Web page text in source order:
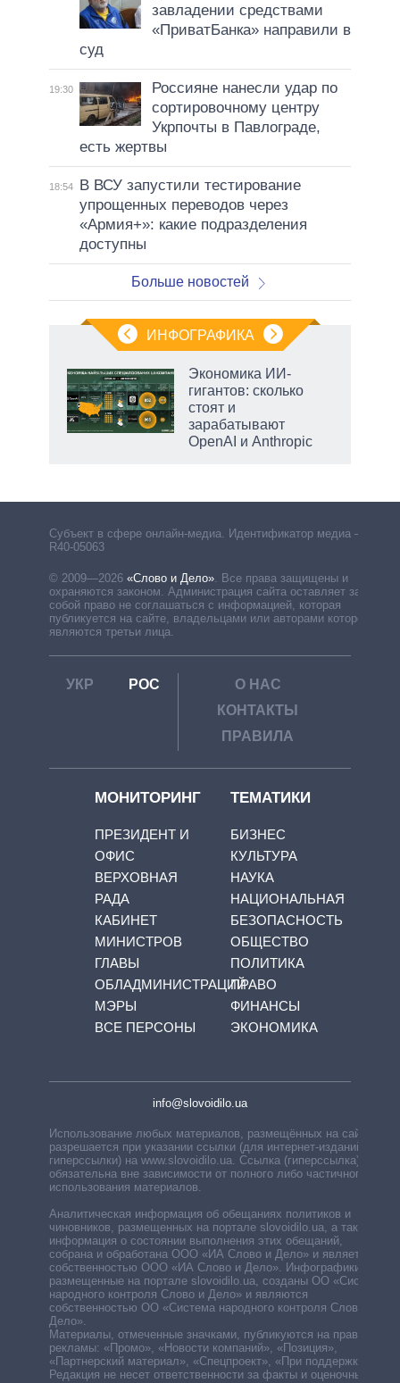
завладении средствами
«ПриватБанка» направили в
суд
19:30
Россияне нанесли удар по
сортировочному центру
Укрпочты в Павлограде,
есть жертвы
18:54
В ВСУ запустили тестирование
упрощенных переводов через
«Армия+»: какие подразделения
доступны
Больше новостей
ИНФОГРАФИКА
Экономика ИИ-
гигантов: сколько
стоят и
зарабатывают
OpenAI и Anthropic
Субъект в сфере онлайн-медиа. Идентификатор медиа –
R40-05063
© 2009—2026 «Слово и Дело» Все права защищены и
охраняются законом. Администрация сайта оставляет за
собой право не соглашаться с информацией, которая
публикуется на сайте, владельцами или авторами которой
являются третьи лица.
УКР РОС
О НАС
КОНТАКТЫ
ПРАВИЛА
МОНИТОРИНГ
ПРЕЗИДЕНТ И
ОФИС
ВЕРХОВНАЯ
РАДА
КАБИНЕТ
МИНИСТРОВ
ГЛАВЫ
ОБЛАДМИНИСТРАЦИЙ
МЭРЫ
ВСЕ ПЕРСОНЫ
ТЕМАТИКИ
БИЗНЕС
КУЛЬТУРА
НАУКА
НАЦИОНАЛЬНАЯ
БЕЗОПАСНОСТЬ
ОБЩЕСТВО
ПОЛИТИКА
ПРАВО
ФИНАНСЫ
ЭКОНОМИКА
info@slovoidilo.ua
Использование любых материалов, размещённых на сайте,
разрешается при указании ссылки (для интернет-изданий —
гиперссылки) на www.slovoidilo.ua. Ссылка (гиперссылка)
обязательна вне зависимости от полного либо частичного
использования материалов.
Аналитическая информация об обещаниях политиков и
чиновников, размещенных на портале slovoidilo.ua, а также
информация о состоянии выполнения этих обещаний,
собрана и обработана ООО «ИА Слово и Дело» и является
собственностью ООО «ИА Слово и Дело». Инфографики,
размещенные на портале slovoidilo.ua, созданы ОО «Система
народного контроля Слово и Дело» и являются
собственностью ОО «Система народного контроля Слово и
Дело».
Материалы, отмеченные значками, публикуются на правах
рекламы: «Промо», «Новости компаний», «Позиция»,
«Партнерский материал», «Спецпроект», «При поддержке».
Редакция не несет ответственности за факты и оценочные